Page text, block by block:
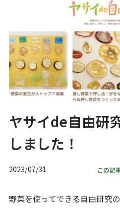
ヤサイde自由研
しました！
2023/07/31 この記
野菜を使ってできる自由研究